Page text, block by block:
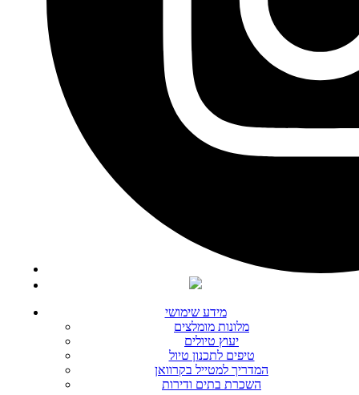
מידע שימושי
מלונות מומלצים
יעוץ טיולים
טיפים לתכנון טיול
המדריך למטייל בקרוואן
השכרת בתים ודירות